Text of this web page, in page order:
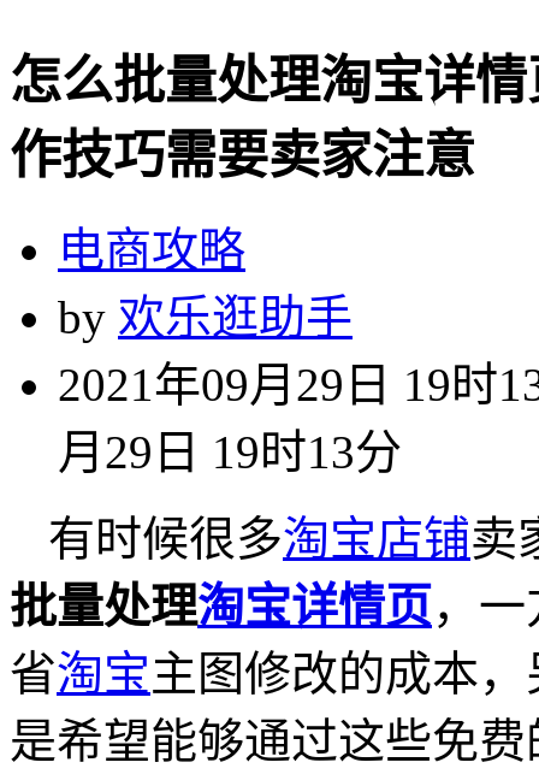
怎么批量处理淘宝详
作技巧需要卖家注意
电商攻略
by 欢乐逛助手
2021年09月29日 19时
月29日 19时13分
有时候很多淘宝店铺卖
批量处理淘宝详情页，
省淘宝主图修改的成本
是希望能够通过这些免